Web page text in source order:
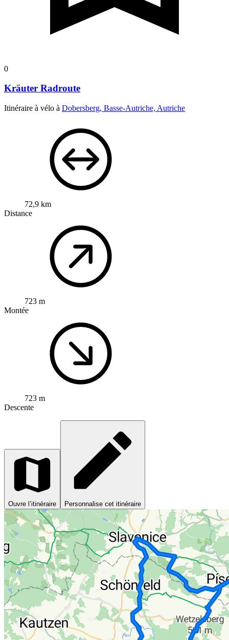
0
Kräuter Radroute
Itinéraire à vélo à Dobersberg, Basse-Autriche, Autriche
72,9 km
Distance
723 m
Montée
723 m
Descente
Ouvre l’itinéraire Personnalise cet itinéraire